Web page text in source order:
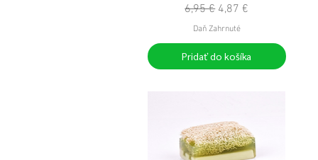
Normálna cena
6,95 € Zľavnená cena
4,87 €
Daň Zahrnuté
Pridať do košíka